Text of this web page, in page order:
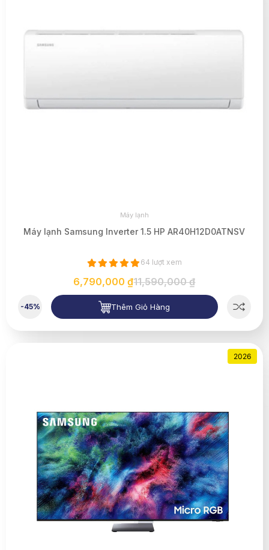
Máy lạnh
Máy lạnh Samsung Inverter 1.5 HP AR40H12D0ATNSV
64 lượt xem
6,790,000 ₫11,590,000 ₫
-45% Thêm Giỏ Hàng
2026